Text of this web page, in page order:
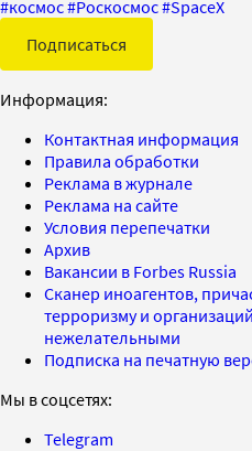
#космос#Роскосмос#SpaceX
Подписаться
Информация:
Контактная информация
Правила обработки
Реклама в журнале
Реклама на сайте
Условия перепечатки
Архив
Вакансии в Forbes Russia
Сканер иноагентов,
терроризму и
нежелательными
Подписка на печатную
Мы в соцсетях:
Telegram